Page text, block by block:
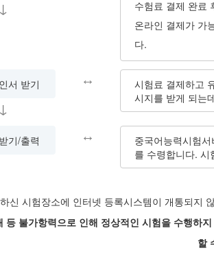
↓
수험료 결제 완료
온라인 결제가 가
다.
서 받기
↓
↔
시험료 결제하고
시지를 받게 되는
기/출력 ↔
중국어능력시험
를 수령합니다.
신 시험장소에 인터넷 등록시스템이 개통되지
등 불가항력으로 인해 정상적인 시험을 수행하
할